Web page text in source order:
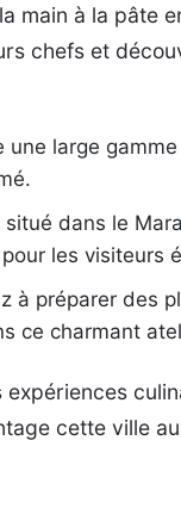
main à la pâte
chefs et
une large
dans le
les visiteurs
à préparer des
ce charmant
cette ville